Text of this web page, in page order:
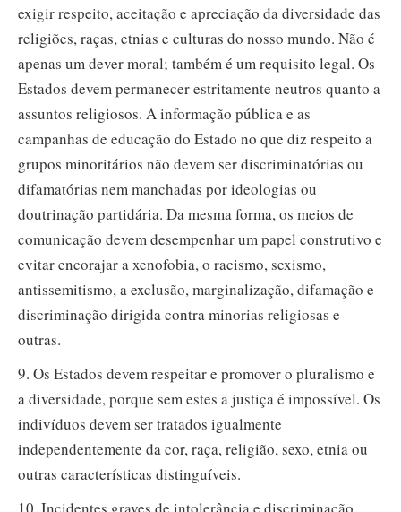
exigir respeito, aceitação e apreciação da diversidade das
religiões, raças, etnias e culturas do nosso mundo. Não é
apenas um dever moral; também é um requisito legal. Os
Estados devem permanecer estritamente neutros quanto a
assuntos religiosos. A informação pública e as
campanhas de educação do Estado no que diz respeito a
grupos minoritários não devem ser discriminatórias ou
difamatórias nem manchadas por ideologias ou
doutrinação partidária. Da mesma forma, os meios de
comunicação devem desempenhar um papel construtivo e
evitar encorajar a xenofobia, o racismo, sexismo,
antissemitismo, a exclusão, marginalização, difamação e
discriminação dirigida contra minorias religiosas e
outras.
9. Os Estados devem respeitar e promover o pluralismo e
a diversidade, porque sem estes a justiça é impossível. Os
indivíduos devem ser tratados igualmente
independentemente da cor, raça, religião, sexo, etnia ou
outras características distinguíveis.
10. Incidentes graves de intolerância e discriminação